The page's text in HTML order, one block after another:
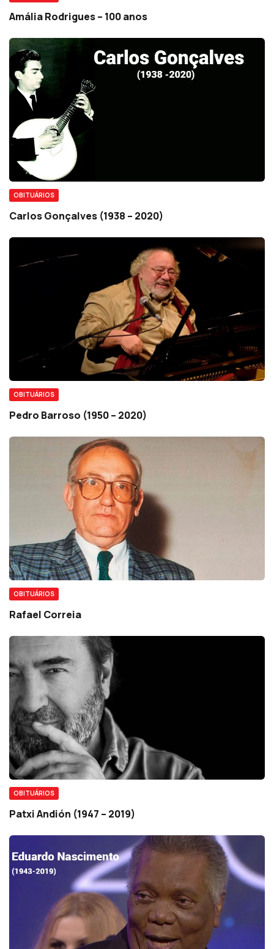
Amália Rodrigues – 100 anos
OBITUÁRIOS
Carlos Gonçalves (1938 – 2020)
OBITUÁRIOS
Pedro Barroso (1950 – 2020)
OBITUÁRIOS
Rafael Correia
OBITUÁRIOS
Patxi Andión (1947 – 2019)